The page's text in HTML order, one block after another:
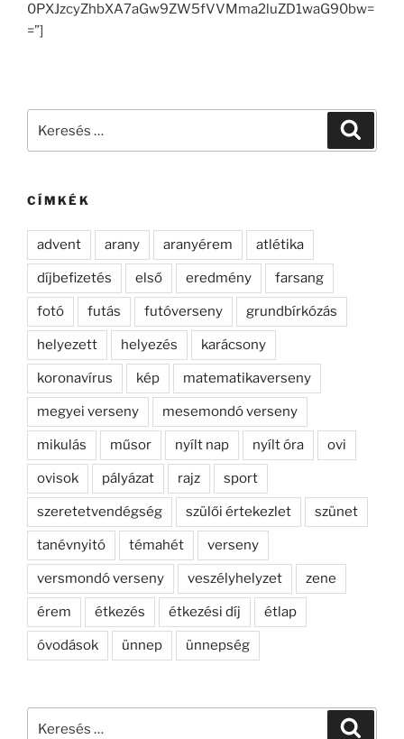
0PXJzcyZhbXA7aGw9ZW5fVVMma2luZD1waG90bw=
=”]
CÍMKÉK
advent arany aranyérem atlétika
díjbefizetés első eredmény farsang
fotó futás futóverseny grundbírkózás
helyezett helyezés karácsony
koronavírus kép matematikaverseny
megyei verseny mesemondó verseny
mikulás műsor nyílt nap nyílt óra ovi
ovisok pályázat rajz sport
szeretetvendégség szülői értekezlet szünet
tanévnyitó témahét verseny
versmondó verseny veszélyhelyzet zene
érem étkezés étkezési díj étlap
óvodások ünnep ünnepség